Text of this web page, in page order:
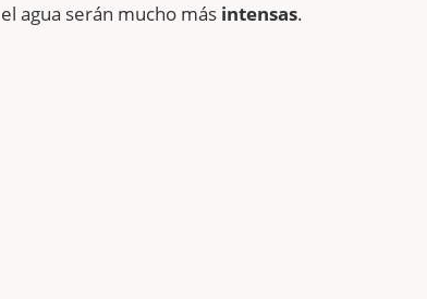
el agua serán mucho más intensas.